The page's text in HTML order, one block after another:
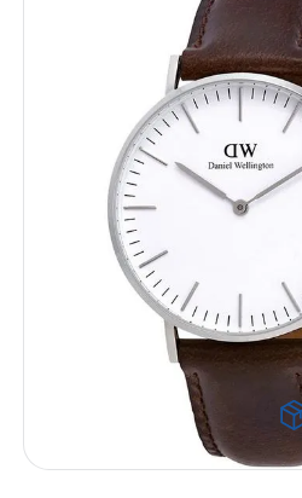
Владивосток
Волгоград
Кемерово
Воронеж
Краснодар
Красноярск
1 Поселок